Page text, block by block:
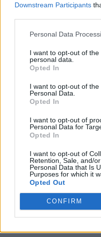
Downstream Participants
Personal Data
I want to opt-out of
personal data.
Opted In
I want to opt-out of the
Personal Data.
Opted In
I want to opt-out of
Personal Data for
Opted In
I want to opt-out of
Retention, Sale, and/
Personal Data that Is
Purposes for which it
Opted Out
CONFIRM
στοιχείων και
CRETA ΚΥΚΛΩΜΑ